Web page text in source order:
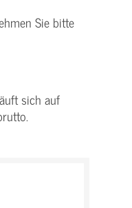
Sie bitte
sich auf